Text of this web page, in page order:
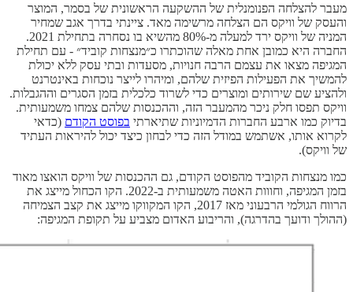
מעבר להצלחה הפנומנלית של ההשקעה הראשונית של בסמר, המוצר
והעסק של וויקס הם הצלחה מרשימה מאד. ציינתי בדרך אגב שמחיר
המניה של וויקס ירד למעלה מ-80% מהשיא בו נסחרה בתחילת 2021.
החברה היא כמובן אחת מאלה שהוכתרו כ״מנצחות קוביד״ - עם תחילת
המגיפה מצאו את עצמם הרבה חנויות, מסעדות ובתי עסק ללא יכולת
להמשיך את הפעילות הפיזית שלהם, ומיהרו לייצר נוכחות באינטרנט
ולהציע שם שירותים ומוצרים כדי לשרוד כלכלית בזמן הסגרים וההגבלות.
וויקס תפסו חלק ניכר מהמעבר הזה, וההכנסות שלהם צמחו משמעותית.
בדיוק כמו ארבע החברות הדמיוניות שתיארתי בפוסט הקודם (כדאי
לקרוא אותו, אשתמש במודל הזה כדי לבחון כיצד יכול להיראות העתיד
של וויקס).
כמו מנצחות הקוביד מהפוסט הקודם, גם ההכנסות של וויקס הואצו מאוד
בזמן המגיפה, וחווות האטה משמעותית ב-2022. הקו הכחול מייצג את
הרווח הגולמי הרבעוני מאז 2017, הקו המקווקו מייצג את קצב הצמיחה
(ההולך ודועך בהדרגה), והריבוע האדום מצביע על תקופת המגיפה: